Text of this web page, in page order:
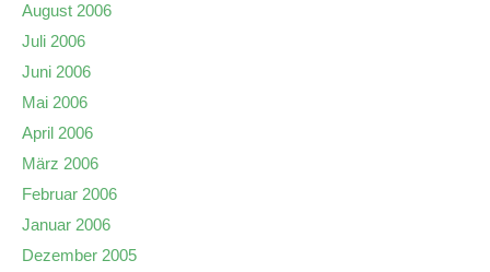
August 2006
Juli 2006
Juni 2006
Mai 2006
April 2006
März 2006
Februar 2006
Januar 2006
Dezember 2005